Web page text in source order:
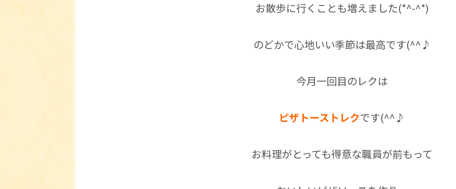
お散歩に行くことも増えました(*^-^*)
のどかで心地いい季節は最高です(^^♪
今月一回目のレクは
ピザトーストレクです(^^♪
お料理がとっても得意な職員が前もって